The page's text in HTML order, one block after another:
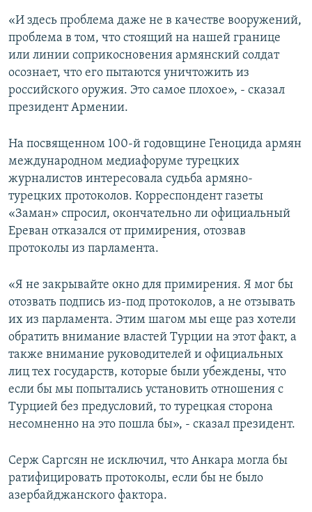
«И здесь проблема даже не в качестве вооружений,
проблема в том, что стоящий на нашей границе
или линии соприкосновения армянский солдат
осознает, что его пытаются уничтожить из
российского оружия. Это самое плохое», - сказал
президент Армении.
На посвященном 100-й годовщине Геноцида армян
международном медиафоруме турецких
журналистов интересовала судьба армяно-
турецких протоколов. Корреспондент газеты
«Заман» спросил, окончательно ли официальный
Ереван отказался от примирения, отозвав
протоколы из парламента.
«Я не закрывайте окно для примирения. Я мог бы
отозвать подпись из-под протоколов, а не отзывать
их из парламента. Этим шагом мы еще раз хотели
обратить внимание властей Турции на этот факт, а
также внимание руководителей и официальных
лиц тех государств, которые были убеждены, что
если бы мы попытались установить отношения с
Турцией без предусловий, то турецкая сторона
несомненно на это пошла бы», - сказал президент.
Серж Саргсян не исключил, что Анкара могла бы
ратифицировать протоколы, если бы не было
азербайджанского фактора.